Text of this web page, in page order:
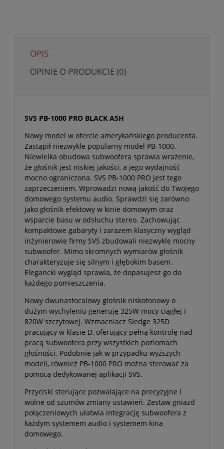
OPIS
OPINIE O PRODUKCIE (0)
SVS PB-1000 PRO BLACK ASH
Nowy model w ofercie amerykańskiego producenta.
Zastąpił niezwykle popularny model PB-1000.
Niewielka obudowa subwoofera sprawia wrażenie,
że głośnik jest niskiej jakości, a jego wydajność
mocno ograniczona. SVS PB-1000 PRO jest tego
zaprzeczeniem. Wprowadzi nową jakość do Twojego
domowego systemu audio. Sprawdzi się zarówno
jako głośnik efektowy w kinie domowym oraz
wsparcie basu w odsłuchu stereo. Zachowując
kompaktowe gabaryty i zarazem klasyczny wygląd
inżynierowie firmy SVS zbudowali niezwykle mocny
subwoofer. Mimo skromnych wymiarów głośnik
charakteryzuje się silnym i głębokim basem.
Elegancki wygląd sprawia, że dopasujesz go do
każdego pomieszczenia.
Nowy dwunastocalowy głośnik niskotonowy o
dużym wychyleniu generuję 325W mocy ciągłej i
820W szczytowej. Wzmacniacz Sledge 325D
pracujący w klasie D, oferujący pełną kontrolę nad
pracą subwoofera przy wszystkich poziomach
głośności. Podobnie jak w przypadku wyższych
modeli, również PB-1000 PRO można sterować za
pomocą dedykowanej aplikacji SVS.
Przyciski sterujące pozwalające na precyzyjne i
wolne od szumów zmiany ustawień. Zestaw gniazd
połączeniowych ułatwia integrację subwoofera z
każdym systemem audio i systemem kina
domowego.